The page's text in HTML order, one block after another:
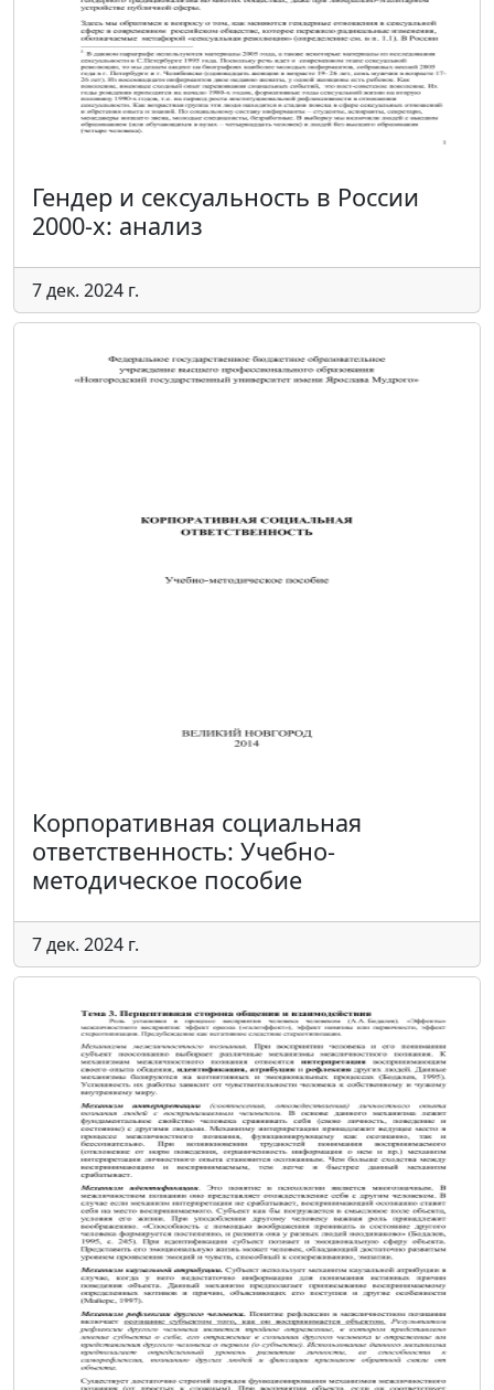
Гендер и сексуальность в России
2000-х: анализ
7 дек. 2024 г.
Корпоративная социальная
ответственность: Учебно-
методическое пособие
7 дек. 2024 г.